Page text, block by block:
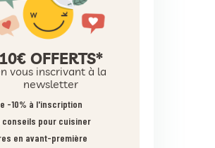
10€ OFFERTS*
vous inscrivant à la
newsletter
-10% à l'inscription
conseils pour cuisiner
en avant-première